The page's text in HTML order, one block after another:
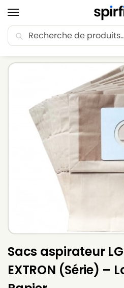
🚚 Livraison Point Relais
Sacs aspirateur
EXTRON (Série) –